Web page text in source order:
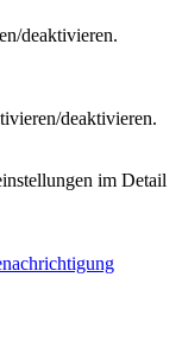
deaktivieren.
deaktivieren.
im Detail